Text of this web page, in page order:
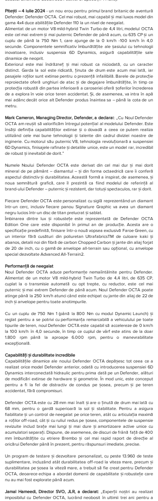
Pitești – 4 iulie 2024 - un nou erou pentru primul brand britanic de aventură
Defender: Defender OCTA. Cel mai robust, mai capabil și mai luxos model din
gama 4x4 duce abilitățile Defender 110 la un nivel de neegalat.
Alimentat de un motor V8 mild-hybrid Twin Turbo de 4,4 litri, modelul OCTA
este cel mai extrem și mai puternic Defender de până acum, cu 635 CP și un
cuplu de până la 750 Nm 1, care ajunge de la 0 km/h -100 km/h în 4,0
secunde. Componentele semnificativ îmbunătățite ale șasiului cu tehnologii
inovatoare, inclusiv suspensia 6D Dynamics, asigură capabilitățile sale
dinamice de neoprit.
Exteriorul este mai îndrăzneț și mai robust ca niciodată, cu un caracter
distinct. Garda la sol este ridicată, ținuta de drum este acum mai lată, iar
pasajele roților sunt extinse pentru o prezență infailibilă. Barele de protecție
reproiectate oferă unghiuri de atac și de degajare îmbunătățite, în timp ce
protecția robustă din partea inferioară a caroseriei oferă șoferilor încrederea
de a explora în voie orice teren accidentat. Și, de asemenea, va intra în apă
mai adânc decât orice alt Defender produs înaintea sa – până la cota de un
metru.
Mark Cameron, Managing Director, Defender, a declarat: „Cu Noul Defender
OCTA am reușit să valorificăm întregul potențial al modelului Defender. Este
însăși definiția capabilităților extinse și o dovadă a ceea ce putem realiza
utilizând cele mai bune tehnologii și talente din cadrul diviziei noastre de
inginerie. Cu motorul său puternic V8, tehnologia revoluționară a suspensiei
6D Dynamics, finisajele rafinate și detaliile unice, este un model rar, incredibil
de robust și inevitabil de dorit.”
Numele Noului Defender OCTA este derivat din cel mai dur și mai dorit
mineral de pe pământ – diamantul – și din forma octaedrică care îi conferă
aspectul distinctiv și durabilitatea. Această formă a inspirat, de asemenea, și
noua semnătură grafică, care îl prezintă ca fiind modelul de referință al
brand-ului Defender – puternic și rezistent, dar totuși spectaculos, rar și dorit.
Fiecare Defender OCTA este personalizat cu siglă reprezentând un diamant
într-un cerc, inclusiv fiecare panou Signature Graphic va avea un diamant
negru lucios într-un disc de titan prelucrat și sablat.
Îmbinarea dintre lux și robustețe este reprezentată de Defender OCTA
Edition One care este disponibil în primul an de producție. Acesta are o
specificație predefinită, finisare într-o nouă vopsea exclusivă Faroe Green, cu
un interior fără cusături din poliuretan UltrafabricsTM de culoare kaki și
abanos, detalii noi din fibră de carbon Chopped Carbon și jante din aliaj forjat
de 20 de inch, cu o gamă de anvelope all-terrain sau opțional, cu anvelope
special dezvoltate Advanced All-Terrain2.
Performanță de neegalat
Noul Defender OCTA aduce performanțe nemaiîntâlnite pentru Defender.
Alimentat de un motor V8 mild-hybrid Twin Turbo de 4,4 litri, de 635 CP,
cuplat la o transmisie automată cu opt trepte, cu reductor, este cel mai
puternic și mai extrem Defender de până acum. Noul Defender OCTA poate
atinge până la 250 km/h atunci când este echipat cu jante din aliaj de 22 de
inch și anvelope pentru toate anotimpurile.
Cu un cuplu de 750 Nm 1 (până la 800 Nm cu modul Dynamic Launch) și
reglat pentru a se potrivi cu performanța remarcabilă a vehiculului pe toate
tipurile de teren, noul Defender OCTA este capabil să accelereze de 0 km/h
la 100 km/h în 4,0 secunde, în timp ce cuplul de vârf este atins de la doar
1.800 rpm până la aproape 6.000 rpm, pentru o manevrabilitate
excepțională.
Capabilități și durabilitate incredibile
Capabilitățile dinamice ale noului Defender OCTA depășesc tot ceea ce a
realizat orice model Defender anterior, odată cu introducerea suspensiei 6D
Dynamics interconectată hidraulic pentru prima dată pe un Defender, alături
de modificări extinse de hardware și geometrie. În mod unic, este conceput
pentru a fi la fel de distractiv de condus pe șosea, precum și pe teren
accidentat, fără compromisuri.
Defender OCTA este cu 28 mm mai înalt și are o ținută de drum mai lată cu
68 mm, pentru o gardă superioară la sol și stabilitate. Pentru a asigura
fiabilitate și un control de neegalat pe orice teren, atât cu articulația maximă
a roților off-road, cât și cu ruliul redus pe șosea, componentele de suspensie
revizuite includ brațe mai lungi și mai dure și amortizoare active unice cu
acumulatori separați. Dispune, de asemenea, de discuri de frână față de 400
mm îmbunătățite cu etriere Brembo și cel mai rapid raport de direcție al
oricărui Defender până în prezent, pentru răspunsuri imediate, precise.
Un program de testare și dezvoltare personalizat, cu peste 13.960 de teste
suplimentare, incluzând atât durabilitatea off-road la viteza mare, precum și
durabilitatea pe șosea la viteză mare, a trebuit să fie creat pentru Defender
OCTA, deoarece echipa a abordat domenii de capabilitate și robustețe care
nu au mai fost explorate până acum.
Jamal Hameedi, Director SVO, JLR, a declarat: „Experții noștri au realizat
imposibilul cu Defender OCTA, lucrând neobosit în ultimii trei ani pentru a